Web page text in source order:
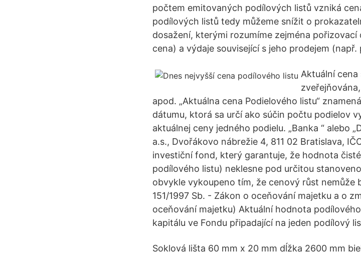
počtem emitovaných podílových listů vzniká
podílových listů tedy můžeme snížit o
dosažení, kterými rozumíme zejména
cena) a výdaje související s jeho prodejem
Aktuální cena
apod. „Aktuálna cena Podielového listu“
dátumu, ktorá sa určí ako súčin počtu podielov
aktuálnej ceny jedného podielu. „Banka “ alebo
a.s., Dvořákovo nábrežie 4, 811 02 Bratislava,
investiční fond, který garantuje, že hodnota
podílového listu) neklesne pod určitou
obvykle vykoupeno tím, že cenový růst nemůže
151/1997 Sb. - Zákon o oceňování majetku a o
oceňování majetku) Aktuální hodnota
kapitálu ve Fondu připadající na jeden podílový
Soklová lišta 60 mm x 20 mm dĺžka 2600 mm